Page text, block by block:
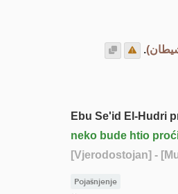
شيطان).
Ebu Se'id El-Hudri
neko bude htio
[Vjerodostojan] -
Pojašnjenje